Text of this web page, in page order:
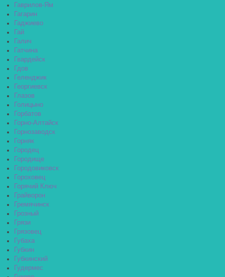
Гаврилов-Ям
Гагарин
Гаджиево
Гай
Галич
Гатчина
Гвардейск
Гдов
Геленджик
Георгиевск
Глазов
Голицыно
Горбатов
Горно-Алтайск
Горнозаводск
Горняк
Городец
Городище
Городовиковск
Гороховец
Горячий Ключ
Грайворон
Гремячинск
Грозный
Грязи
Грязовец
Губаха
Губкин
Губкинский
Гудермес